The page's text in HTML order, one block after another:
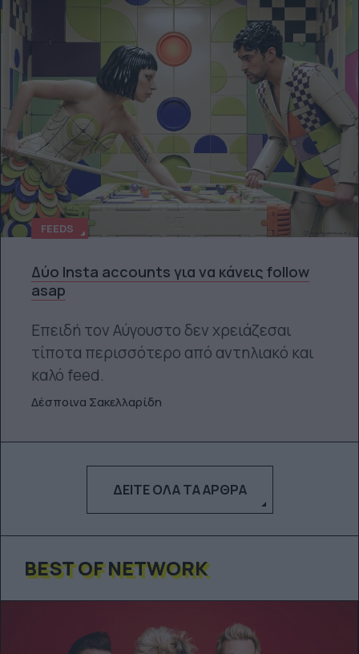
FEEDS
Δύο Insta accounts για να κάνεις follow
asap
Επειδή τον Αύγουστο δεν χρειάζεσαι
τίποτα περισσότερο από αντηλιακό και
καλό feed.
Δέσποινα Σακελλαρίδη
ΔΕΊΤΕ ΌΛΑ ΤΑ ΆΡΘΡΑ
BEST OF NETWORK